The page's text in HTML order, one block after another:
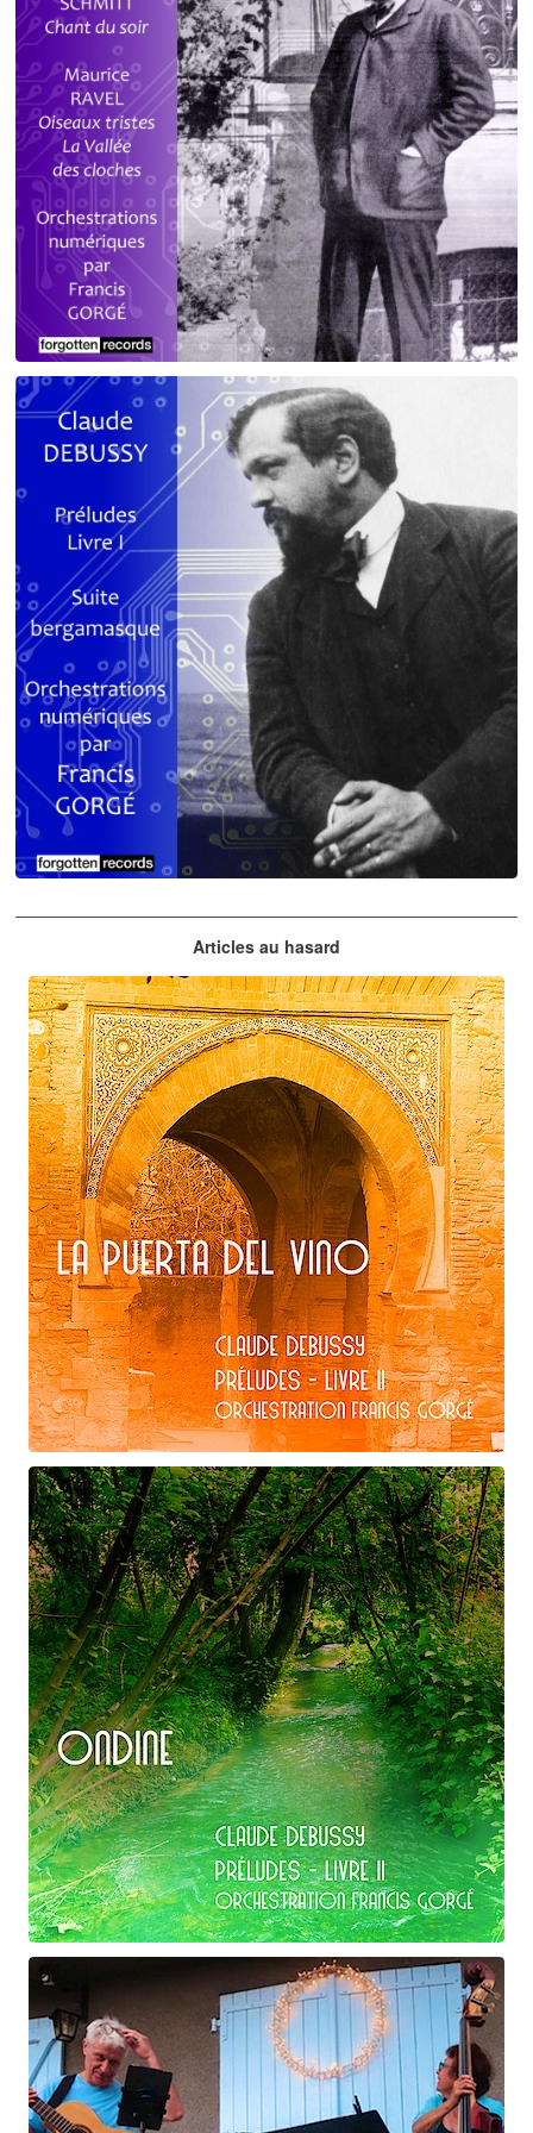
Debussy - Schmitt - Ravel
orchestrations numériques par Francis Gorgé
Articles au hasard
Claude Debussy
La puerta del vino
Claude Debussy
Ondine